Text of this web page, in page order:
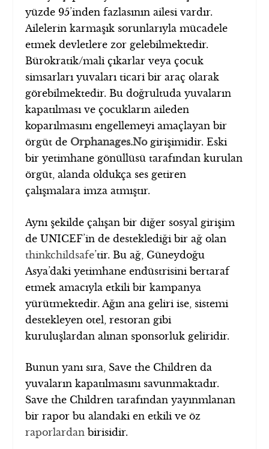
yüzde 95’inden fazlasının ailesi vardır.
Ailelerin karmaşık sorunlarıyla mücadele
etmek devletlere zor gelebilmektedir.
Bürokratik/mali çıkarlar veya çocuk
simsarları yuvaları ticari bir araç olarak
görebilmektedir. Bu doğrultuda yuvaların
kapatılması ve çocukların aileden
koparılmasını engellemeyi amaçlayan bir
örgüt de Orphanages.No girişimidir. Eski
bir yetimhane gönüllüsü tarafından kurulan
örgüt, alanda oldukça ses getiren
çalışmalara imza atmıştır.
Aynı şekilde çalışan bir diğer sosyal girişim
de UNICEF’in de desteklediği bir ağ olan
thinkchildsafe’tir. Bu ağ, Güneydoğu
Asya’daki yetimhane endüstrisini bertaraf
etmek amacıyla etkili bir kampanya
yürütmektedir. Ağın ana geliri ise, sistemi
destekleyen otel, restoran gibi
kuruluşlardan alınan sponsorluk geliridir.
Bunun yanı sıra, Save the Children da
yuvaların kapatılmasını savunmaktadır.
Save the Children tarafından yayınmlanan
bir rapor bu alandaki en etkili ve öz
raporlardan birisidir.